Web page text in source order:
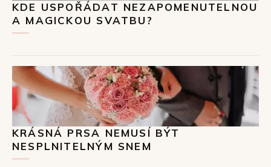
KDE USPOŘÁDAT NEZAPOMENUTELNOU
A MAGICKOU SVATBU?
KRÁSNÁ PRSA NEMUSÍ BÝT
NESPLNITELNÝM SNEM